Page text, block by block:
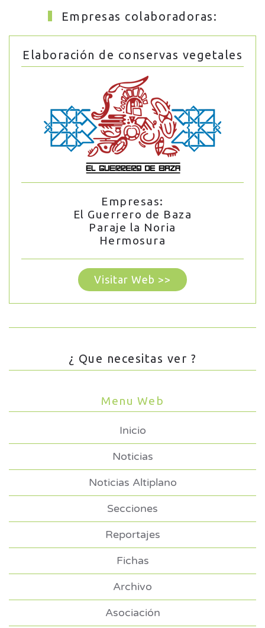
Empresas colaboradoras:
Elaboración de conservas vegetales
Empresas:
El Guerrero de Baza
Paraje la Noria
Hermosura
Visitar Web >>
¿ Que necesitas ver ?
Menu Web
Inicio
Noticias
Noticias Altiplano
Secciones
Reportajes
Fichas
Archivo
Asociación